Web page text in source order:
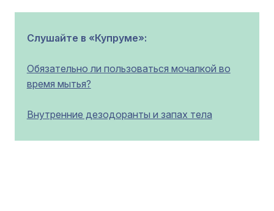
Слушайте в «Купруме»:
Обязательно ли пользоваться мочалкой во
время мытья?
Внутренние дезодоранты и запах тела